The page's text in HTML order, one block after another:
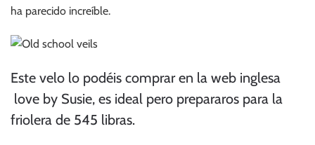
ha parecido increíble.
Este velo lo podéis comprar en la web inglesa
love by Susie, es ideal pero prepararos para la
friolera de 545 libras.